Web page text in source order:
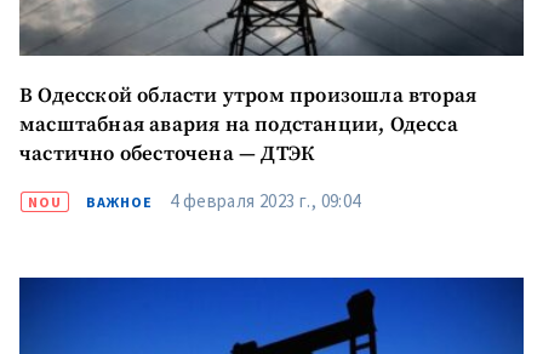
В Одесской области утром произошла вторая
масштабная авария на подстанции, Одесса
частично обесточена — ДТЭК
NOU ВАЖНОЕ 4 февраля 2023 г., 09:04